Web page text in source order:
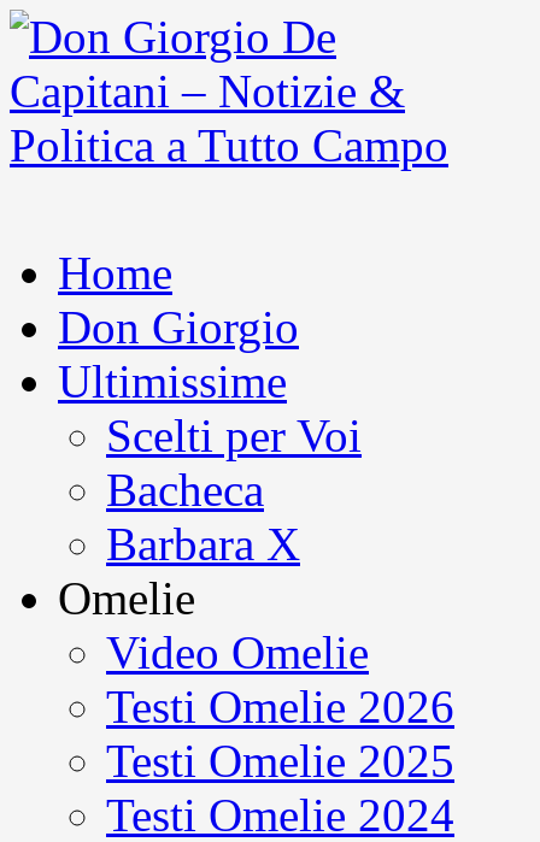
Home
Don Giorgio
Ultimissime
Scelti per Voi
Bacheca
Barbara X
Omelie
Video Omelie
Testi Omelie 2026
Testi Omelie 2025
Testi Omelie 2024